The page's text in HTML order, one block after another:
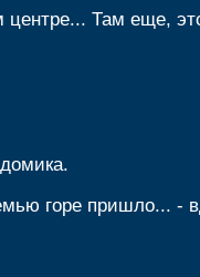
Там еще,
горе пришло...